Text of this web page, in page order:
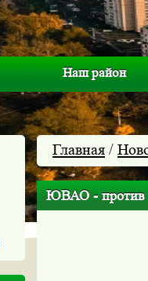
Наш район
Главная /
ЮВАО - против